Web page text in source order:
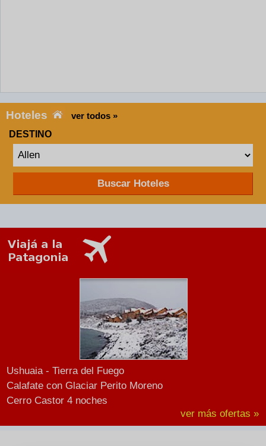
Hoteles
ver todos »
DESTINO
Buscar Hoteles
Ushuaia - Tierra del Fuego
Calafate con Glaciar Perito Moreno
Cerro Castor 4 noches
ver más ofertas »